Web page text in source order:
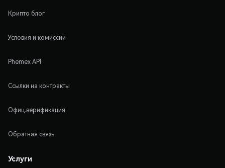
Крипто блог
Условия и комиссии
Phemex API
Ссылки на контракты
Офиц.верификация
Обратная связь
Услуги